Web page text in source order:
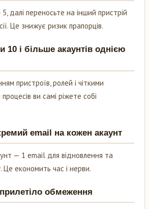
далі переносьте на інший пристрій
Це знижує ризик прапорців.
10 і більше акаунтів однією
пристроїв, ролей і чіткими
ви самі ріжете собі
email на кожен акаунт
— 1 email для відновлення та
економить час і нерви.
обмеження